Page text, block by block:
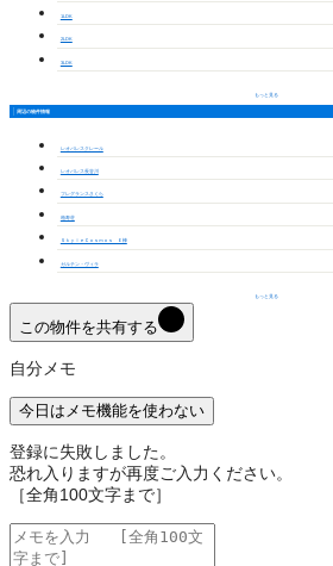
1LDK
2LDK
3LDK
もっと見る
周辺の物件情報
レオパレスクレール
レオパレス長谷川
フレグランスさくら
柏寿荘
ＳｋｙｌｅＣｏｓｍｏｓ Ｅ棟
ガルテン・ヴィラ
もっと見る
この物件を共有する
自分メモ
今日はメモ機能を使わない
登録に失敗しました。
恐れ入りますが再度ご入力ください。
［全角100文字まで］